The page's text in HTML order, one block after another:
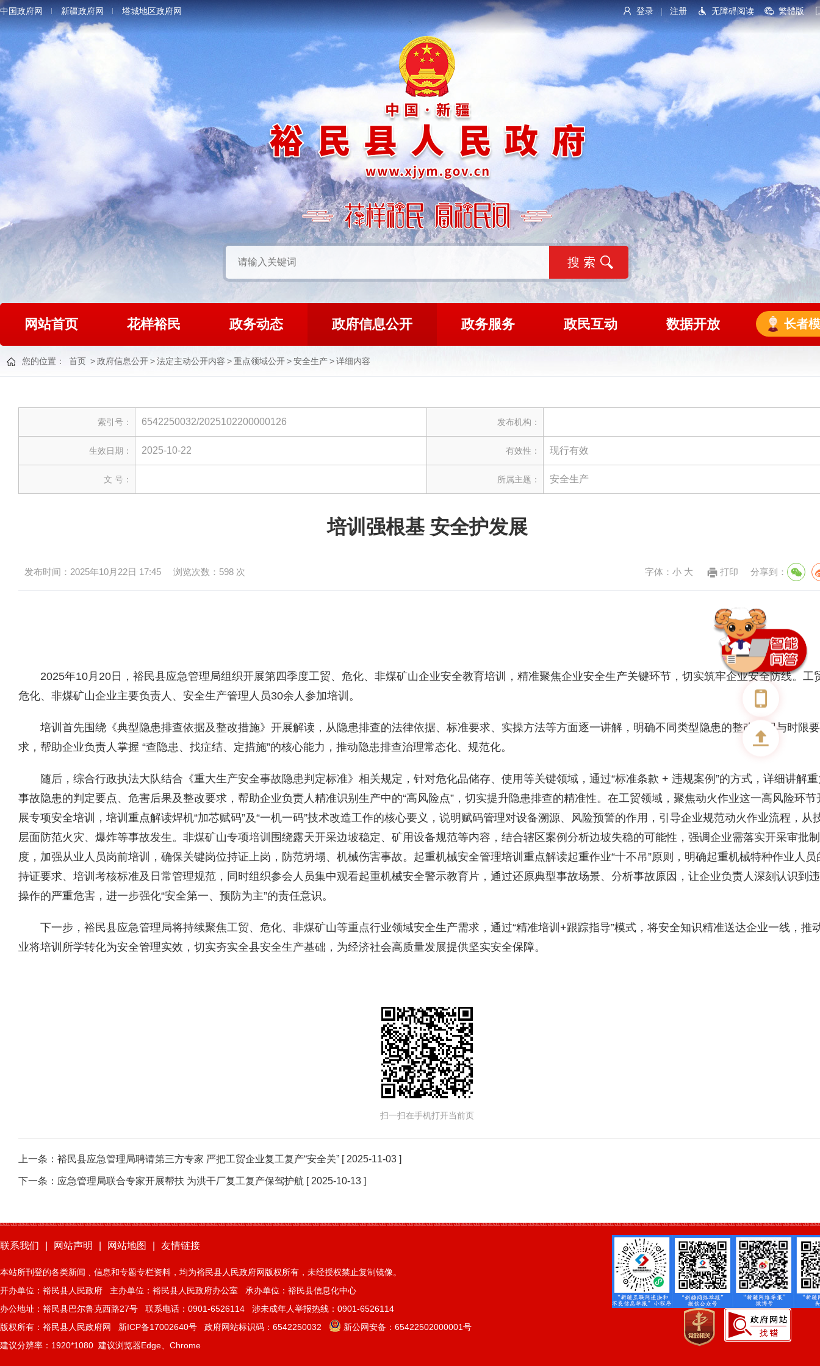
登录 注册 无障碍阅读 繁體版
中国政府网 新疆政府网 塔城地区政府网
网站首页 花样裕民 政务动态 政府信息公开 政务服务 政民互动 数据开放 长者
您的位置： 首页 >政府信息公开>法定主动公开内容 >重点领域公开>安全生产>详细内容
索引号： 6542250032/2025102200000126 发布机构：
生效日期： 2025-10-22 有效性： 现行有效
文 号： 所属主题： 安全生产
培训强根基 安全护发展
发布时间：2025年10月22日 17:45 浏览次数： 598 次 字体： 小 大 打印 分享到：
2025年10月20日，裕民县应急管理局组织开展第四季度工贸、危化、非煤矿山企业安全教育培训，精准聚焦企业安全生产关键环节，切实筑牢企业安全防线。工
危化、非煤矿山企业主要负责人、安全生产管理人员30余人参加培训。
培训首先围绕《典型隐患排查依据及整改措施》开展解读，从隐患排查的法律依据、标准要求、实操方法等方面逐一讲解，明确不同类型隐患的整改流程与时限要
求，帮助企业负责人掌握 “查隐患、找症结、定措施”的核心能力，推动隐患排查治理常态化、规范化。
随后，综合行政执法大队结合《重大生产安全事故隐患判定标准》相关规定，针对危化品储存、使用等关键领域，通过“标准条款 + 违规案例”的方式，详细讲解
事故隐患的判定要点、危害后果及整改要求，帮助企业负责人精准识别生产中的“高风险点”，切实提升隐患排查的精准性。在工贸领域，聚焦动火作业这一高风险环节
展专项安全培训，培训重点解读焊机“加芯赋码”及“一机一码”技术改造工作的核心要义，说明赋码管理对设备溯源、风险预警的作用，引导企业规范动火作业流程，从
层面防范火灾、爆炸等事故发生。非煤矿山专项培训围绕露天开采边坡稳定、矿用设备规范等内容，结合辖区案例分析边坡失稳的可能性，强调企业需落实开采审批制
度，加强从业人员岗前培训，确保关键岗位持证上岗，防范坍塌、机械伤害事故。起重机械安全管理培训重点解读起重作业“十不吊”原则，明确起重机械特种作业人员
持证要求、培训考核标准及日常管理规范，同时组织参会人员集中观看起重机械安全警示教育片，通过还原典型事故场景、分析事故原因，让企业负责人深刻认识到
操作的严重危害，进一步强化“安全第一、预防为主”的责任意识。
下一步，裕民县应急管理局将持续聚焦工贸、危化、非煤矿山等重点行业领域安全生产需求，通过“精准培训+跟踪指导”模式，将安全知识精准送达企业一线，推
业将培训所学转化为安全管理实效，切实夯实全县安全生产基础，为经济社会高质量发展提供坚实安全保障。
扫一扫在手机打开当前页
上一条： 裕民县应急管理局聘请第三方专家 严把工贸企业复工复产“安全关” [ 2025-11-03 ]
下一条： 应急管理局联合专家开展帮扶 为洪干厂复工复产保驾护航 [ 2025-10-13 ]
联系我们 网站声明 网站地图 友情链接
本站所刊登的各类新闻﹑信息和专题专栏资料，均为裕民县人民政府网版权所有，未经授权禁止复制镜像。
开办单位：裕民县人民政府 主办单位：裕民县人民政府办公室 承办单位：裕民县信息化中心
办公地址：裕民县巴尔鲁克西路27号 联系电话：0901-6526114 涉未成年人举报热线：0901-6526114
版权所有：裕民县人民政府网 新ICP备17002640号 政府网站标识码：6542250032 新公网安备： 65422502000001号
建议分辨率：1920*1080 建议浏览器Edge、Chrome